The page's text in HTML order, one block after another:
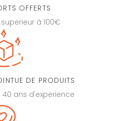
OFFERTS
à 100€
DE PRODUITS
ans d'experience